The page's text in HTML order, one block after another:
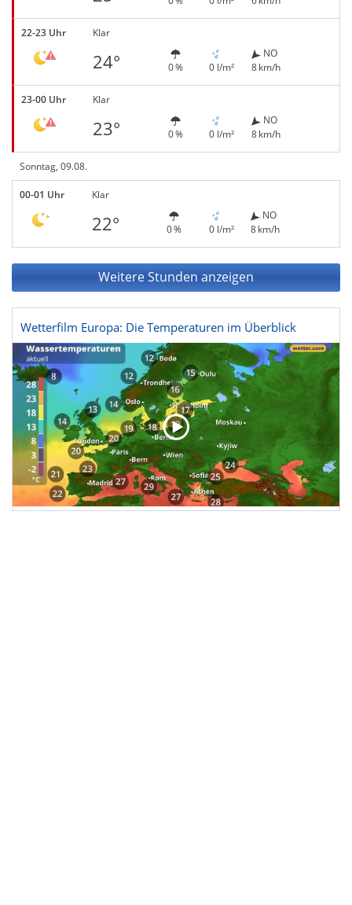
22-23 Uhr Klar
24° 0 % 0 l/m²
NO
8 km/h
23-00 Uhr Klar
23° 0 % 0 l/m²
NO
8 km/h
Sonntag, 09.08.
00-01 Uhr Klar
22° 0 % 0 l/m²
NO
8 km/h
Weitere Stunden anzeigen
Wetterfilm Europa: Die Temperaturen im Überblick